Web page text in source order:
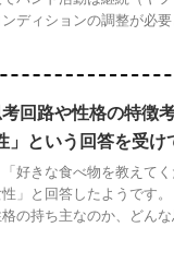
ディションの調整が必
回路や性格の特徴
」という回答を受け
好きな食べ物を教えて
」と回答したようです
の持ち主なのか、どん